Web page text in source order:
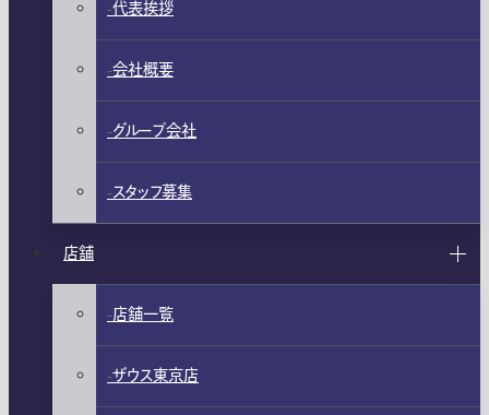
代表挨拶
会社概要
グループ会社
スタッフ募集
店舗
店舗一覧
ザウス東京店